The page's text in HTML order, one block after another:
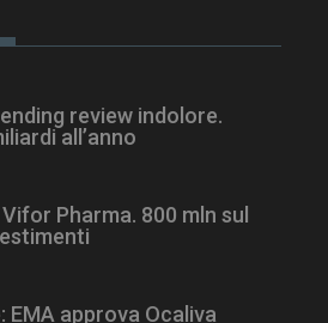
review indolore.
all’anno
Pharma. 800 mln sul
EMA approva Ocaliva
PHP.net
Sessione